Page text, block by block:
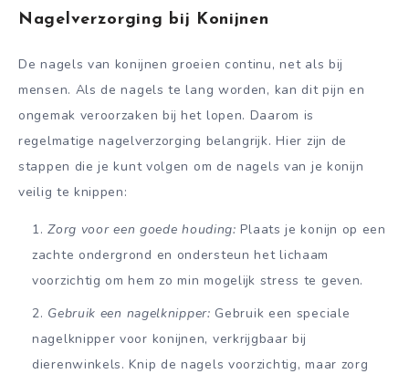
Nagelverzorging bij Konijnen
De nagels van konijnen groeien continu, net als bij
mensen. Als de nagels te lang worden, kan dit pijn en
ongemak veroorzaken bij het lopen. Daarom is
regelmatige nagelverzorging belangrijk. Hier zijn de
stappen die je kunt volgen om de nagels van je konijn
veilig te knippen:
Zorg voor een goede houding: Plaats je konijn op een
zachte ondergrond en ondersteun het lichaam
voorzichtig om hem zo min mogelijk stress te geven.
Gebruik een nagelknipper: Gebruik een speciale
nagelknipper voor konijnen, verkrijgbaar bij
dierenwinkels. Knip de nagels voorzichtig, maar zorg